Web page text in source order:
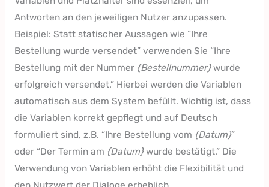
Antworten an den jeweiligen Nutzer anzupassen.
Beispiel: Statt statischer Aussagen wie “Ihre
Bestellung wurde versendet” verwenden Sie “Ihre
Bestellung mit der Nummer {Bestellnummer}wurde
erfolgreich versendet.” Hierbei werden die Variablen
automatisch aus dem System befüllt. Wichtig ist, dass
die Variablen korrekt gepflegt und auf Deutsch
formuliert sind, z.B. “Ihre Bestellung vom {Datum}”
oder “Der Termin am {Datum}wurde bestätigt.” Die
Verwendung von Variablen erhöht die Flexibilität und